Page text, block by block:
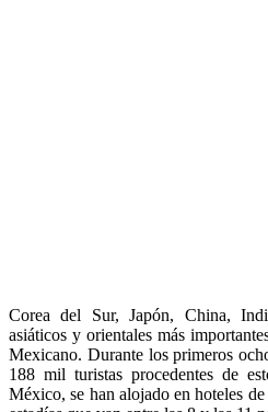
Corea del Sur, Japón, China,
asiáticos y orientales más
Mexicano. Durante los primeros
188 mil turistas procedentes de
México, se han alojado en hoteles